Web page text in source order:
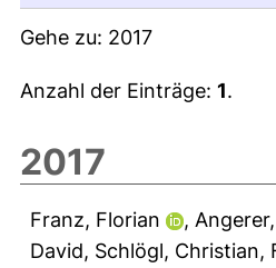
Gehe zu: 2017
Anzahl der Einträge: 1.
2017
Franz, Florian ,
David, Schlögl, Christian,